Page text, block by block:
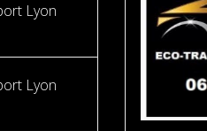
Lyon
Lyon